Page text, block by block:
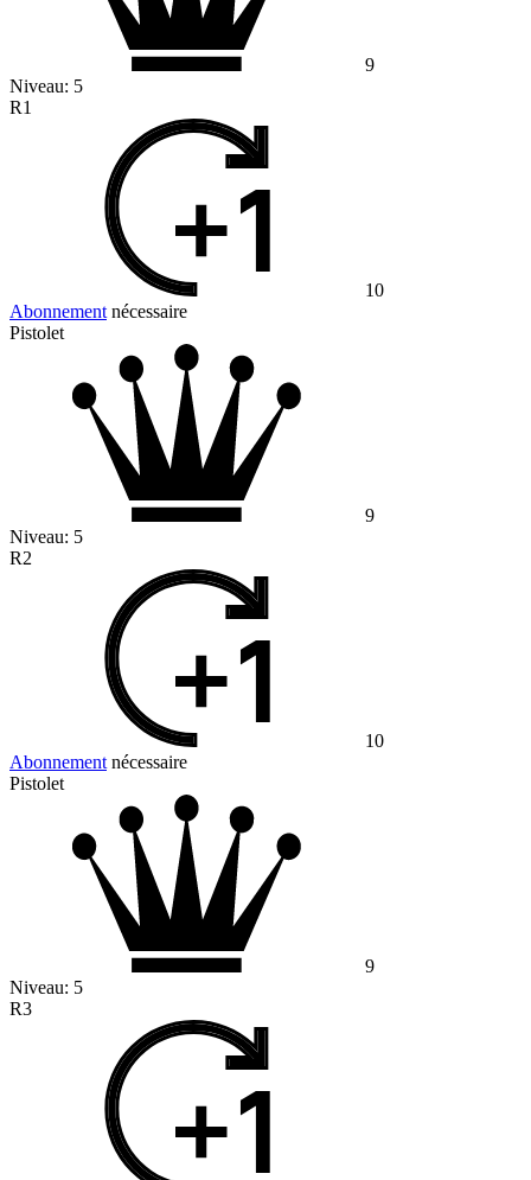
9
Niveau: 5
R1
10
Abonnement nécessaire
Pistolet
9
Niveau: 5
R2
10
Abonnement nécessaire
Pistolet
9
Niveau: 5
R3